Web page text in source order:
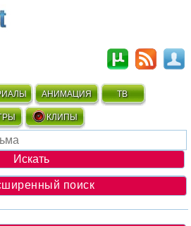
АНИМАЦИЯ ТВ
КЛИПЫ
поиск